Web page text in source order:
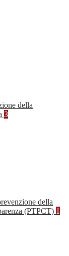
della
3
della
(PTPCT) 1